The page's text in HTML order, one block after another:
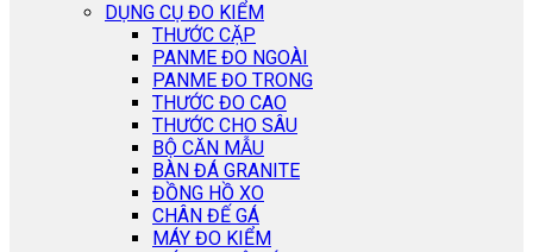
DỤNG CỤ ĐO KIỂM
THƯỚC CẶP
PANME ĐO NGOÀI
PANME ĐO TRONG
THƯỚC ĐO CAO
THƯỚC CHO SÂU
BỘ CĂN MẪU
BÀN ĐÁ GRANITE
ĐỒNG HỒ XO
CHÂN ĐẾ GÁ
MÁY ĐO KIỂM